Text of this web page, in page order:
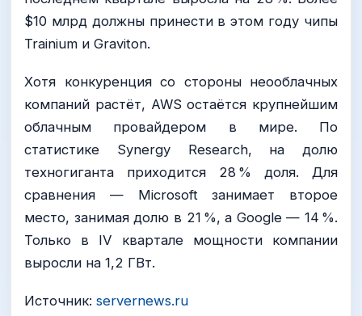
$10 млрд должны принести в этом году чипы
Trainium и Graviton.
Хотя конкуренция со стороны неооблачных
компаний растёт, AWS остаётся крупнейшим
облачным провайдером в мире. По
статистике Synergy Research, на долю
техногиганта приходится 28 % доля. Для
сравнения — Microsoft занимает второе
место, занимая долю в 21 %, а Google — 14 %.
Только в IV квартале мощности компании
выросли на 1,2 ГВт.
Источник: servernews.ru